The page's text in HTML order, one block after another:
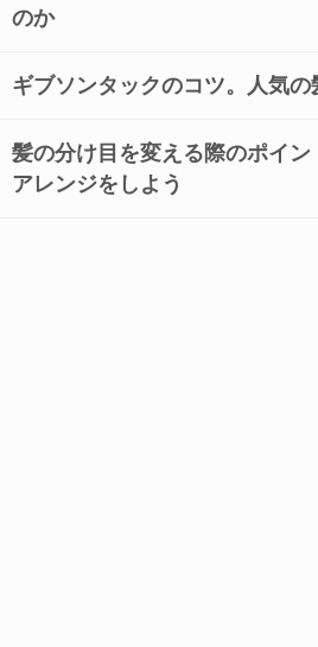
のか
ギブソンタックのコツ。人気の
髪の分け目を変える際のポイ
アレンジをしよう